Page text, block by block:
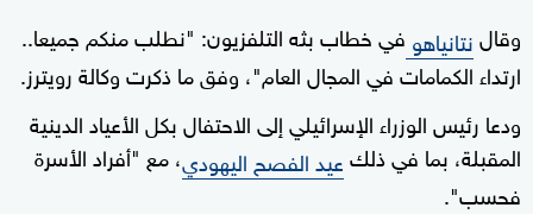
وقالنتانياهو في خطاب بثه التلفزيون: "نطلب منكم جميعا..
ارتداء الكمامات في المجال العام"، وفق ما ذكرت وكالة رويترز.
ودعا رئيس الوزراء الإسرائيلي إلى الاحتفال بكل الأعياد الدينية
المقبلة، بما في ذلكعيد الفصح اليهودي، مع "أفراد الأسرة
فحسب".